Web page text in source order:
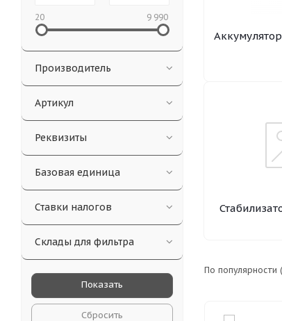
По популярности
20 9 990
Производитель
Артикул
Реквизиты
Базовая единица
Ставки налогов
Склады для фильтра
Сбросить